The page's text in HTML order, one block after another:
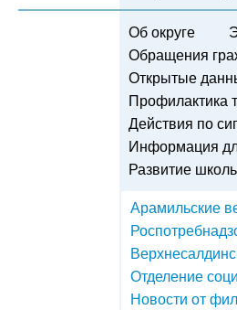
Об округе
Обращения
Открытые
Профилактика
Действия по
Информация
Развитие
Арамильские
Отделение
Новости от